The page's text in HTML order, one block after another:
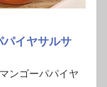
パイヤサルサ
ンゴーパパイヤ